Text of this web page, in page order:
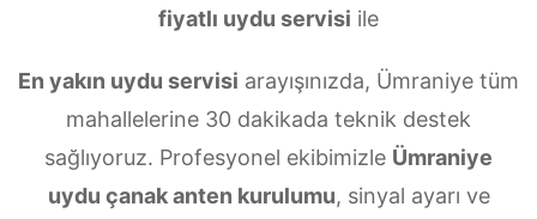
fiyatlı uydu servisi ile
En yakın uydu servisi arayışınızda, Ümraniye tüm
mahallelerine 30 dakikada teknik destek
sağlıyoruz. Profesyonel ekibimizle Ümraniye
uydu çanak anten kurulumu, sinyal ayarı ve